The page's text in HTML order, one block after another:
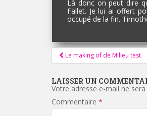
Là donc on peut dire
Fallet. Je lui ai offert
occupé de la fin.
Pagination
d'article
Le making of de Milieu test
LAISSER UN
Votre adresse e-mail ne sera
Commentaire *